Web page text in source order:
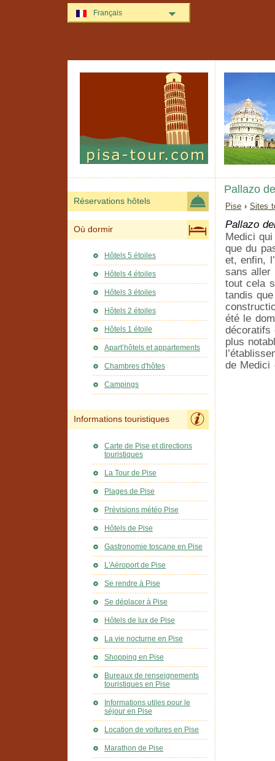
Pallazo
Pise ›Sites
Pallazo
Medici
que du
et, enfin,
sans aller
tout cela
tandis
été le
décoratifs
plus
de Medici
Réservations hôtels
Où dormir
Hôtels 5 étoiles
Hôtels 4 étoiles
Hôtels 3 étoiles
Hôtels 2 étoiles
Hôtels 1 étoile
Apart’hôtels et appartements
Chambres d'hôtes
Campings
Informations touristiques
Carte de Pise et directions
touristiques
La Tour de Pise
Plages de Pise
Prévisions météo Pise
Hôtels de Pise
Gastronomie toscane en Pise
L'Aéroport de Pise
Se rendre à Pise
Se déplacer à Pise
Hôtels de lux de Pise
La vie nocturne en Pise
Shopping en Pise
Bureaux de renseignements
touristiques en Pise
Informations utiles pour le
séjour en Pise
Location de voitures en Pise
Marathon de Pise
Français